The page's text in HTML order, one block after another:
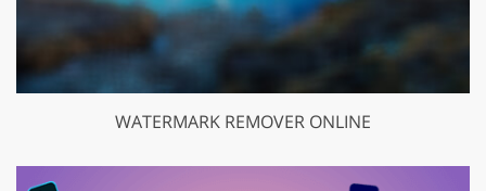
WATERMARK REMOVER ONLINE